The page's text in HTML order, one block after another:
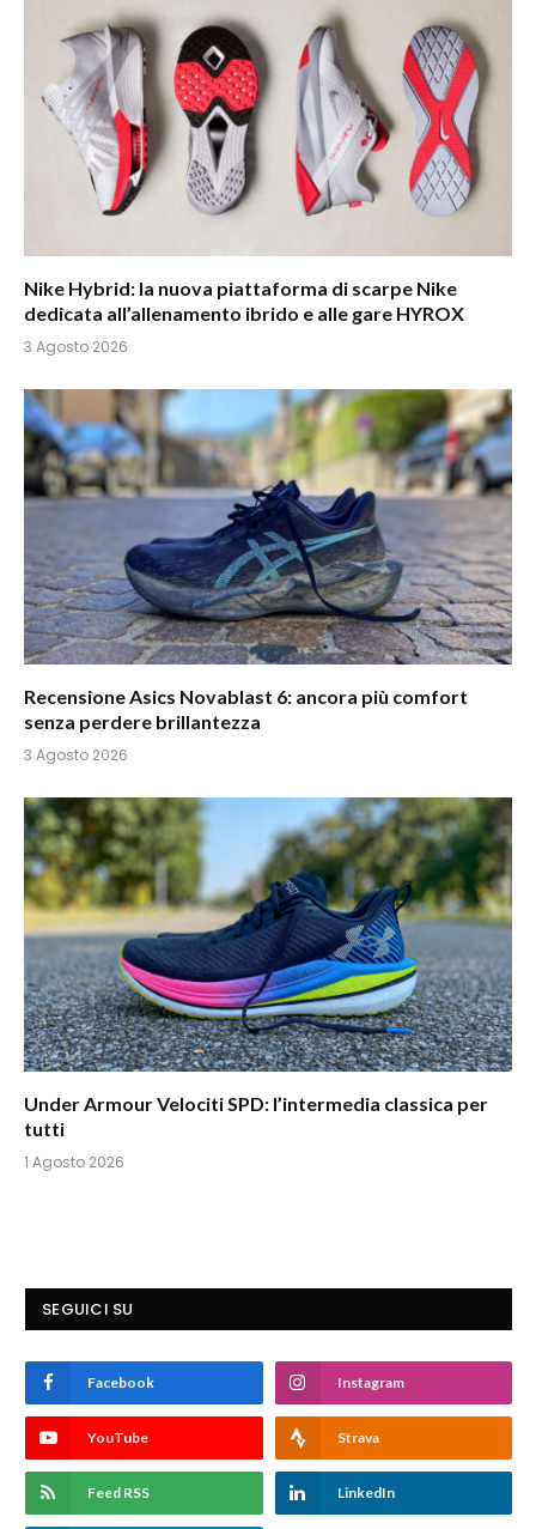
Nike Hybrid: la nuova piattaforma di scarpe Nike
dedicata all’allenamento ibrido e alle gare HYROX
3 Agosto 2026
Recensione Asics Novablast 6: ancora più comfort
senza perdere brillantezza
3 Agosto 2026
Under Armour Velociti SPD: l’intermedia classica per
tutti
1 Agosto 2026
SEGUICI SU
Facebook Instagram
YouTube Strava
Feed RSS LinkedIn